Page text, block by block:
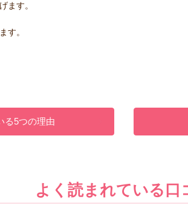
ます。
す。
る5つの理由
よく読まれている口